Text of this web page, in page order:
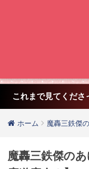
これまで見てくださ
ホーム 魔轟三鉄傑
魔轟三鉄傑の